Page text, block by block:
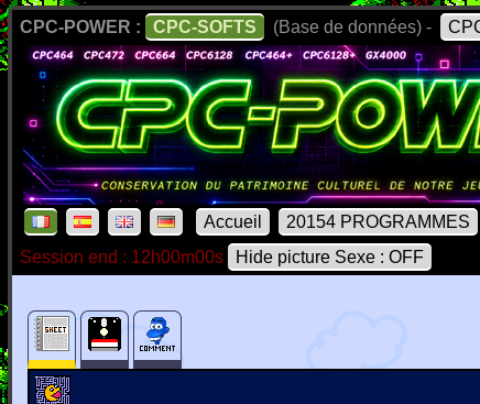
CPC-POWER : CPC-SOFTS (Base de données) -
Accueil 20154 PROGRAMMES
Session end : 12h00m00s
Hide picture Sexe : OFF